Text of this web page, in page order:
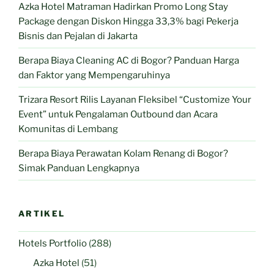
Azka Hotel Matraman Hadirkan Promo Long Stay
Package dengan Diskon Hingga 33,3% bagi Pekerja
Bisnis dan Pejalan di Jakarta
Berapa Biaya Cleaning AC di Bogor? Panduan Harga
dan Faktor yang Mempengaruhinya
Trizara Resort Rilis Layanan Fleksibel “Customize Your
Event” untuk Pengalaman Outbound dan Acara
Komunitas di Lembang
Berapa Biaya Perawatan Kolam Renang di Bogor?
Simak Panduan Lengkapnya
ARTIKEL
Hotels Portfolio (288)
Azka Hotel (51)